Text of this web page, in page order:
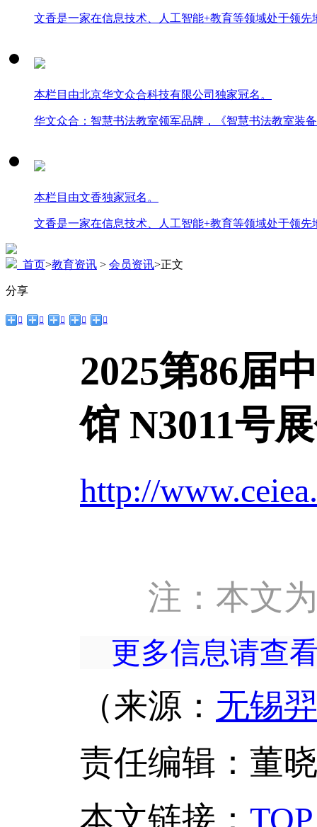
文香是一家在信息技术、人工智能+教育等领域处于领
本栏目由北京华文众合科技有限公司独家冠名。
华文众合：智慧书法教室领军品牌，《智慧书法教室装
本栏目由文香独家冠名。
文香是一家在信息技术、人工智能+教育等领域处于领
首页>教育资讯 > 会员资讯>正文
分享
    
2025第86届
馆 N3011号
http://
注：本文
更多信息请查
（来源： 无锡
责任编辑：董
本文链接 ：